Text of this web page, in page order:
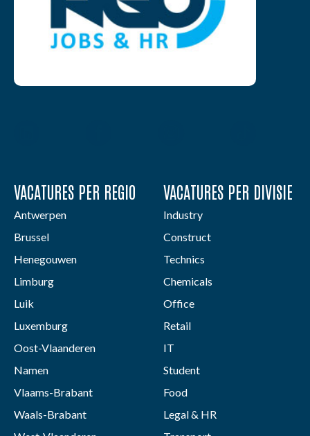
VACATURES PER REGIO
Antwerpen
Brussel
Henegouwen
Limburg
Luik
Luxemburg
Oost-Vlaanderen
Namen
Vlaams-Brabant
Waals-Brabant
VACATURES PER DIVISIE
Industry
Construct
Technics
Chemicals
Office
Retail
IT
Student
Food
Legal & HR